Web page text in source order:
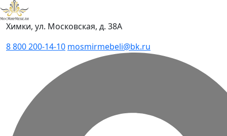
Химки, ул. Московская, д. 38А
8 800 200-14-10 mosmirmebeli@bk.ru